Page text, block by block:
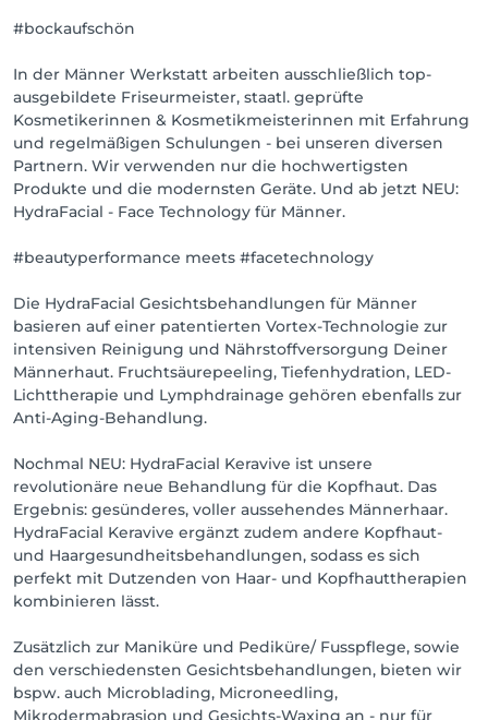
bieten wir bspw. auch Microblading, Microneedling,
Männer.
Auch NEU in der Männer Werkstatt: Medical Beauty -
medizinische Kosmetik.
#bodyperformance meets: Chillout-Massagen now
available.
Bock auf Entspannung? Eine echte Auszeit? Dann
Telefon, App, WhatsApp, Google, Email oder Social
Media.
Unser mehrfach prämierter Salon schafft mit seiner
gemütlichen Atmosphäre aus Design- und originalen
Retromöbeln, soliden Backsteinwänden und
Ort, an dem sich Männer gerne mit dem Thema
Beauty und Männerkosmetik auseinandersetzen. Es
wird gefeilt, gepeelt, gehobelt, behandelt und
verschönert.
Doch auch das eher "lästige" Thema
"Hautgesundheit" wird in der Männer Werkstatt zur
Technologien, den modernsten Geräten und
innovativen Methoden ist hier alles auf die
besonderen Bedürfnisse Deiner Männerhaut
#bockaufschön
In der Männer Werkstatt arbeiten ausschließlich top-
ausgebildete Friseurmeister, staatl. geprüfte
Kosmetikerinnen & Kosmetikmeisterinnen mit Erfahrung
und regelmäßigen Schulungen - bei unseren diversen
Partnern. Wir verwenden nur die hochwertigsten
Produkte und die modernsten Geräte. Und ab jetzt NEU:
HydraFacial - Face Technology für Männer.
#beautyperformance meets #facetechnology
Die HydraFacial Gesichtsbehandlungen für Männer
basieren auf einer patentierten Vortex-Technologie zur
intensiven Reinigung und Nährstoffversorgung Deiner
Männerhaut. Fruchtsäurepeeling, Tiefenhydration, LED-
Lichttherapie und Lymphdrainage gehören ebenfalls zur
Anti-Aging-Behandlung.
Nochmal NEU: HydraFacial Keravive ist unsere
revolutionäre neue Behandlung für die Kopfhaut. Das
Ergebnis: gesünderes, voller aussehendes Männerhaar.
HydraFacial Keravive ergänzt zudem andere Kopfhaut-
und Haargesundheitsbehandlungen, sodass es sich
perfekt mit Dutzenden von Haar- und Kopfhauttherapien
kombinieren lässt.
Zusätzlich zur Maniküre und Pediküre/ Fusspflege, sowie
den verschiedensten Gesichtsbehandlungen, bieten wir
bspw. auch Microblading, Microneedling,
Mikrodermabrasion und Gesichts-Waxing an - nur für